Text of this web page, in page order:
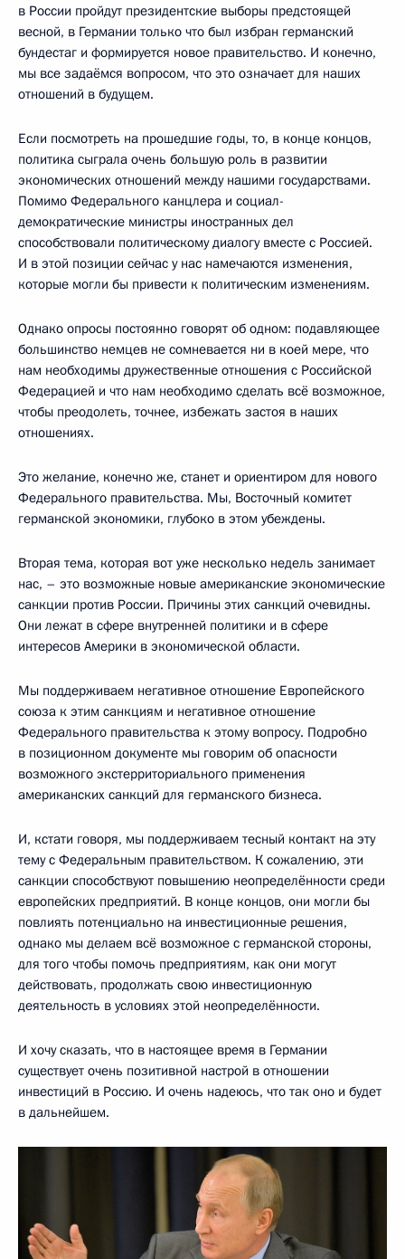
в России пройдут президентские выборы предстоящей
весной, в Германии только что был избран германский
бундестаг и формируется новое правительство. И конечно,
мы все задаёмся вопросом, что это означает для наших
отношений в будущем.
Если посмотреть на прошедшие годы, то, в конце концов,
политика сыграла очень большую роль в развитии
экономических отношений между нашими государствами.
Помимо Федерального канцлера и социал-
демократические министры иностранных дел
способствовали политическому диалогу вместе с Россией.
И в этой позиции сейчас у нас намечаются изменения,
которые могли бы привести к политическим изменениям.
Однако опросы постоянно говорят об одном: подавляющее
большинство немцев не сомневается ни в коей мере, что
нам необходимы дружественные отношения с Российской
Федерацией и что нам необходимо сделать всё возможное,
чтобы преодолеть, точнее, избежать застоя в наших
отношениях.
Это желание, конечно же, станет и ориентиром для нового
Федерального правительства. Мы, Восточный комитет
германской экономики, глубоко в этом убеждены.
Вторая тема, которая вот уже несколько недель занимает
нас, – это возможные новые американские экономические
санкции против России. Причины этих санкций очевидны.
Они лежат в сфере внутренней политики и в сфере
интересов Америки в экономической области.
Мы поддерживаем негативное отношение Европейского
союза к этим санкциям и негативное отношение
Федерального правительства к этому вопросу. Подробно
в позиционном документе мы говорим об опасности
возможного экстерриториального применения
американских санкций для германского бизнеса.
И, кстати говоря, мы поддерживаем тесный контакт на эту
тему с Федеральным правительством. К сожалению, эти
санкции способствуют повышению неопределённости среди
европейских предприятий. В конце концов, они могли бы
повлиять потенциально на инвестиционные решения,
однако мы делаем всё возможное с германской стороны,
для того чтобы помочь предприятиям, как они могут
действовать, продолжать свою инвестиционную
деятельность в условиях этой неопределённости.
И хочу сказать, что в настоящее время в Германии
существует очень позитивной настрой в отношении
инвестиций в Россию. И очень надеюсь, что так оно и будет
в дальнейшем.